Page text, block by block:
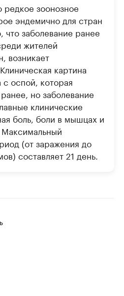
редкое зоонозное
эндемично для стран
что заболевание ранее
жителей
возникает
картина
оспой, которая
но заболевание
клинические
боль, боли в мышцах и
(от заражения до
составляет 21 день.